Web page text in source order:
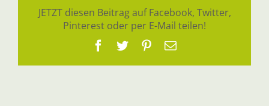
JETZT diesen Beitrag auf Facebook, Twitter,
Pinterest oder per E-Mail teilen!
Facebook
TwitterPinterest
E-